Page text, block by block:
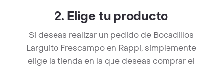
2. Elige tu producto
Si deseas realizar un pedido de Bocadillos
Larguito Frescampo en Rappi, simplemente
elige la tienda en la que deseas comprar el